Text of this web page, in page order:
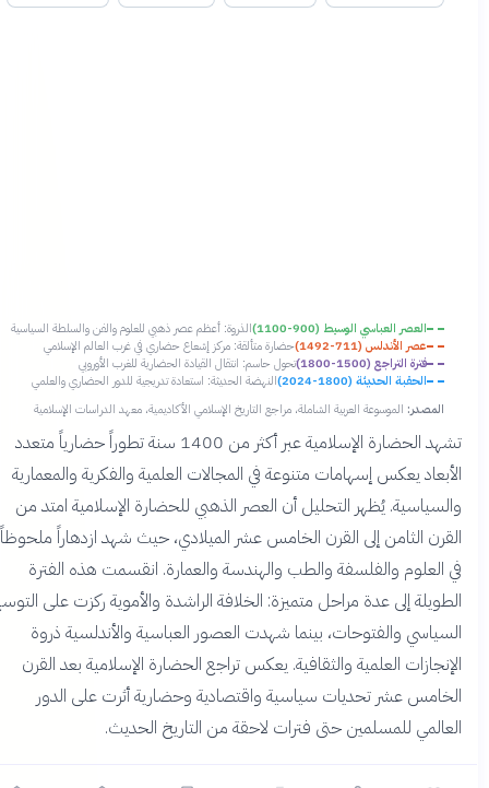
العصر العباسي الوسيط (900-1100)
الذروة: أعظم عصر ذهبي للعلوم والفن والسلطة السياسية
عصر الأندلس (711-1492)
حضارة متألقة: مركز إشعاع حضاري في غرب العالم الإسلامي
فترة التراجع (1500-1800)
تحول حاسم: انتقال القيادة الحضارية للغرب الأوروبي
الحقبة الحديثة (1800-2024)
النهضة الحديثة: استعادة تدريجية للدور الحضاري والعلمي
المصدر:الموسوعة العربية الشاملة، مراجع التاريخ الإسلامي الأكاديمية، معهد الدراسات الإسلامية
تشهد الحضارة الإسلامية عبر أكثر من 1400 سنة تطوراً حضارياً متعدد
الأبعاد يعكس إسهامات متنوعة في المجالات العلمية والفكرية والمعمارية
والسياسية. يُظهر التحليل أن العصر الذهبي للحضارة الإسلامية امتد من
القرن الثامن إلى القرن الخامس عشر الميلادي، حيث شهد ازدهاراً ملحوظاً
في العلوم والفلسفة والطب والهندسة والعمارة. انقسمت هذه الفترة
الطويلة إلى عدة مراحل متميزة: الخلافة الراشدة والأموية ركزت على التوسع
السياسي والفتوحات، بينما شهدت العصور العباسية والأندلسية ذروة
الإنجازات العلمية والثقافية. يعكس تراجع الحضارة الإسلامية بعد القرن
الخامس عشر تحديات سياسية واقتصادية وحضارية أثرت على الدور
العالمي للمسلمين حتى فترات لاحقة من التاريخ الحديث.